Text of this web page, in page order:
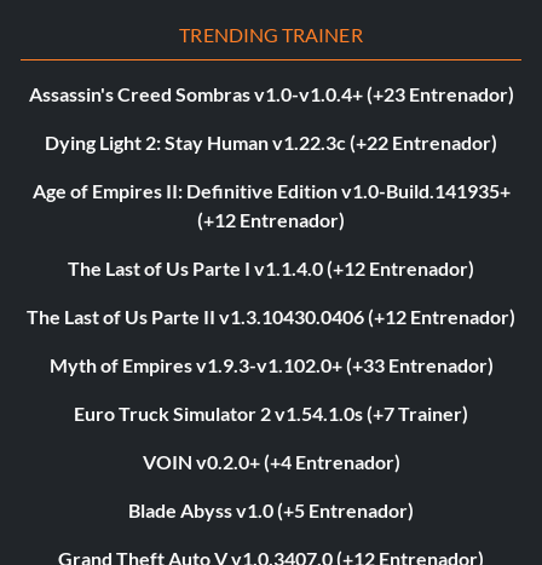
TRENDING TRAINER
Assassin's Creed Sombras v1.0-v1.0.4+ (+23 Entrenador)
Dying Light 2: Stay Human v1.22.3c (+22 Entrenador)
Age of Empires II: Definitive Edition v1.0-Build.141935+
(+12 Entrenador)
The Last of Us Parte I v1.1.4.0 (+12 Entrenador)
The Last of Us Parte II v1.3.10430.0406 (+12 Entrenador)
Myth of Empires v1.9.3-v1.102.0+ (+33 Entrenador)
Euro Truck Simulator 2 v1.54.1.0s (+7 Trainer)
VOIN v0.2.0+ (+4 Entrenador)
Blade Abyss v1.0 (+5 Entrenador)
Grand Theft Auto V v1.0.3407.0 (+12 Entrenador)